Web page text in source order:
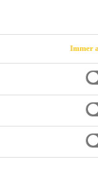
Rubber Co.,
im
Die
Immer